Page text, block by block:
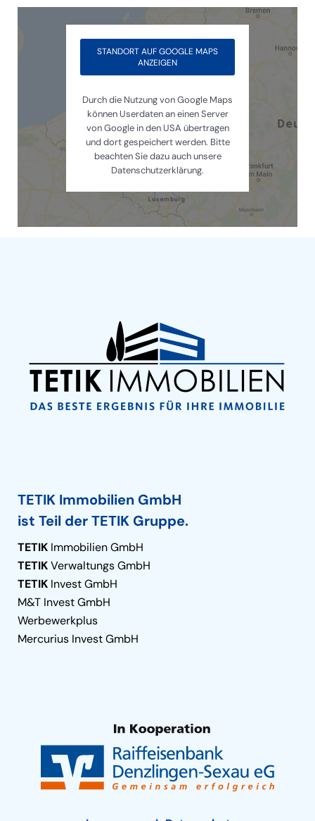
STANDORT AUF GOOGLE MAPS
ANZEIGEN
Durch die Nutzung von Google Maps
können Userdaten an einen Server
von Google in den USA übertragen
und dort gespeichert werden. Bitte
beachten Sie dazu auch unsere
Datenschutzerklärung.
TETIK Immobilien GmbH
ist Teil der TETIK Gruppe.
TETIK Immobilien GmbH
TETIKVerwaltungs GmbH
TETIK Invest GmbH
M&T Invest GmbH
Werbewerkplus
Mercurius Invest GmbH